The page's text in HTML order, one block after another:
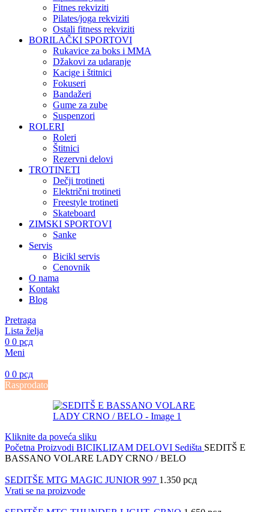
Fitnes rekviziti
Pilates/joga rekviziti
Ostali fitness rekviziti
BORILAČKI SPORTOVI
Rukavice za boks i MMA
Džakovi za udaranje
Kacige i štitnici
Fokuseri
Bandažeri
Gume za zube
Suspenzori
ROLERI
Roleri
Štitnici
Rezervni delovi
TROTINETI
Dečji trotineti
Električni trotineti
Freestyle trotineti
Skateboard
ZIMSKI SPORTOVI
Sanke
Servis
Bicikl servis
Cenovnik
O nama
Kontakt
Blog
Pretraga
Lista želja
0 0 рсд
Meni
0 0 рсд
Rasprodato
Kliknite da poveća sliku
Početna Proizvodi BICIKLIZAM DELOVI Sedišta SEDITŠ E
BASSANO VOLARE LADY CRNO / BELO
SEDITŠE MTG MAGIC JUNIOR 997 1.350 рсд
Vrati se na proizvode